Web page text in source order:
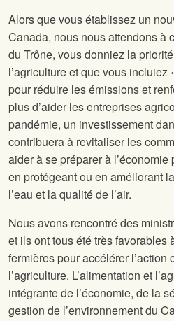
Alors que vous établissez un
Canada, nous nous attendons à
du Trône, vous donniez la
l’agriculture et que vous
pour réduire les émissions et
plus d’aider les entreprises
pandémie, un investissement
contribuera à revitaliser les
aider à se préparer à
en protégeant ou en améliorant
l’eau et la qualité de l’air.
Nous avons rencontré des
et ils ont tous été très favorables
fermières pour accélérer l’action
l’agriculture. L’alimentation et
intégrante de l’économie, de la
gestion de l’environnement du